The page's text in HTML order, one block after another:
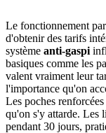
Le fonctionnement par
d'obtenir des tarifs
système anti-gaspi
basiques comme les
valent vraiment leur
l'importance qu'on
Les poches
qu'on s'y attarde. Les
pendant 30 jours,